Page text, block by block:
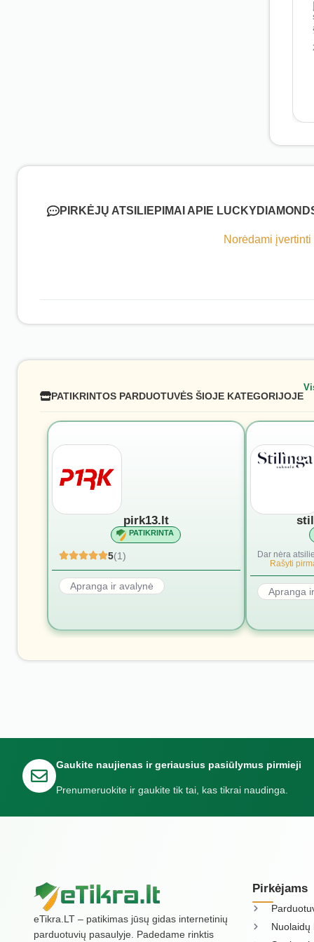
PIRKĖJŲ ATSILIEPIMAI APIE
Norėdami
PATIKRINTOS PARDUOTUVĖS ŠIOJE KATEGORIJOJE
pirk13.lt
PATIKRINTA
5(1)
Apranga ir avalynė
Dar nėra
Rašyti
Apranga
Gaukite naujienas ir geriausius pasiūlymus pirmieji
Prenumeruokite ir gaukite tik tai, kas tikrai naudinga.
eTikra.LT – patikimas jūsų gidas internetinių
parduotuvių pasaulyje. Padedame rinktis
Pirkėjams
Nuolaidų